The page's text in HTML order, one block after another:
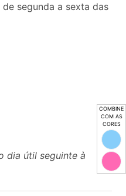
COMBINE
COM AS
CORES
segunda a sexta das
dia útil seguinte à